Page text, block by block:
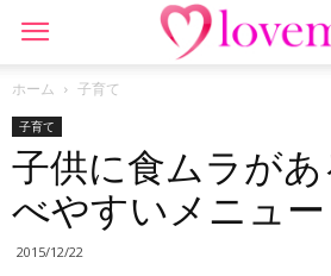
ホーム 子育て
子育て
子供に食ムラが
べやすいメニュー
2015/12/22